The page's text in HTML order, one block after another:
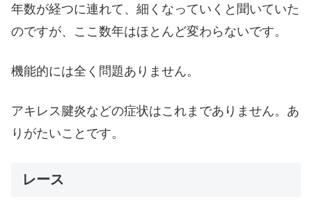
年数が経つに連れて、細くなっていくと聞いていた
のですが、ここ数年はほとんど変わらないです。
機能的には全く問題ありません。
アキレス腱炎などの症状はこれまでありません。あ
りがたいことです。
レース